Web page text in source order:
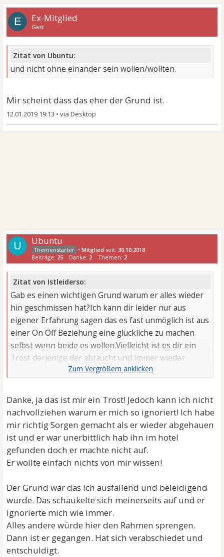
E Ex-Mitglied
Gast
Zitat von Ubuntu:
und nicht ohne einander sein wollen/wollten.
Mir scheint dass das eher der Grund ist.
12.01.2019 19:13 •
U Ubuntu
•Mitglied seit: 30.10.2018
Beiträge: 25 Danke: 2 Themen: 2
Zitat von Istleiderso:
Gab es einen wichtigen Grund warum er alles wieder
hin geschmissen hat?Ich kann dir leider nur aus
eigener Erfahrung sagen das es fast unmöglich ist aus
einer On Off Beziehung eine glückliche zu machen
selbst wenn beide es wollen.Vielleicht ist es dir ein
Trost derjenige der abtaucht und immer wieder
Schluss macht leidet genauso ihm gehts nicht besser
Danke, ja das ist mir ein Trost! Jedoch kann ich nicht
nachvollziehen warum er mich so ignoriert! Ich habe
mir richtig Sorgen gemacht als er wieder abgehauen
ist und er war unerbittlich hab ihn im hotel
gefunden doch er machte nicht auf.
Er wollte einfach nichts von mir wissen!
Der Grund war das ich ausfallend und beleidigend
wurde. Das schaukelte sich meinerseits auf und er
ignorierte mich wie immer.
Alles andere würde hier den Rahmen sprengen.
Dann ist er gegangen. Hat sich verabschiedet und
entschuldigt.